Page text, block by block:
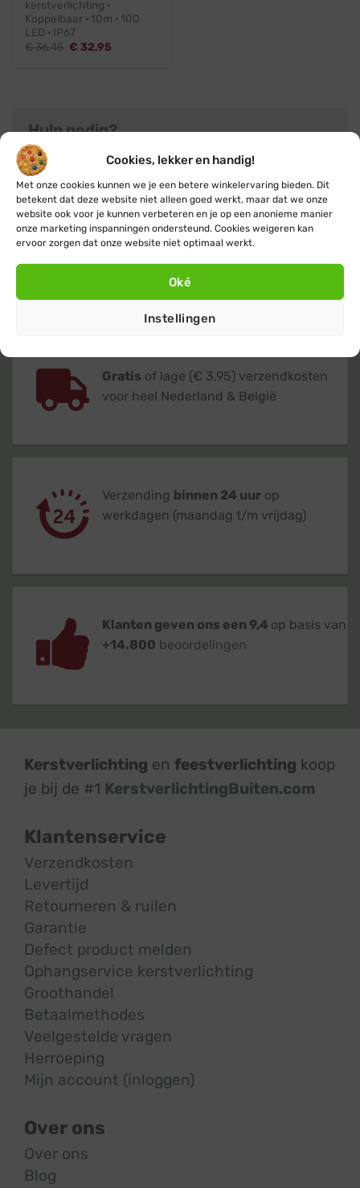
Cookies, lekker en handig!
Met onze cookies kunnen we je een betere winkelervaring bieden. Dit
betekent dat deze website niet alleen goed werkt, maar dat we onze
website ook voor je kunnen verbeteren en je op een anonieme manier
onze marketing inspanningen ondersteund. Cookies weigeren kan
ervoor zorgen dat onze website niet optimaal werkt.
Oké
Instellingen
kerstverlichting ·
Koppelbaar · 10m · 100
LED · IP67
€36,45 Oorspronkelijke
€ 32,95
Hulp nodig?
Heb je nog vragen over kerstverlichting op maat of
kom je er niet helemaal uit? Neem dan gerust
contactmet ons op, we helpen je graag met
advies. Of klik verder naar het overzicht met alle
koppelbare kerstverlichtingproducten.
Gratis of lage (€ 3,95) verzendkosten
voor heel Nederland & België
Verzending binnen 24 uur op
werkdagen (maandag t/m vrijdag)
Klanten geven ons een 9,4 op basis van
+14.800 beoordelingen
Kerstverlichting en feestverlichting koop
je bij de #1 KerstverlichtingBuiten.com
Klantenservice
Verzendkosten
Levertijd
Retourneren & ruilen
Garantie
Defect product melden
Ophangservice kerstverlichting
Groothandel
Betaalmethodes
Veelgestelde vragen
Herroeping
Mijn account (inloggen)
Over ons
Over ons
Blog